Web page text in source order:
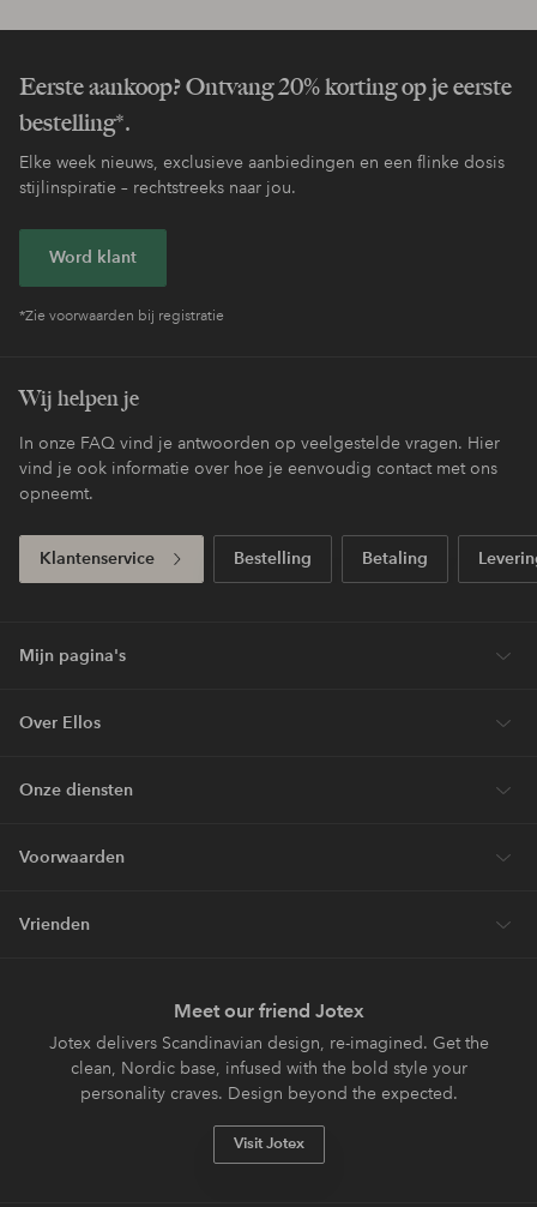
Eerste aankoop? Ontvang 20% korting op je eerste
bestelling*.
Elke week nieuws, exclusieve aanbiedingen en een flinke dosis
stijlinspiratie – rechtstreeks naar jou.
Word klant
*Zie voorwaarden bij registratie
Wij helpen je
In onze FAQ vind je antwoorden op veelgestelde vragen. Hier
vind je ook informatie over hoe je eenvoudig contact met ons
opneemt.
Klantenservice Bestelling Betaling
Mijn pagina's
Over Ellos
Onze diensten
Voorwaarden
Vrienden
Meet our friend Jotex
Jotex delivers Scandinavian design, re-imagined. Get the
clean, Nordic base, infused with the bold style your
personality craves. Design beyond the expected.
Visit Jotex